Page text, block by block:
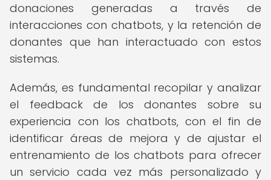
donaciones generadas a través de
interacciones con chatbots, y la retención de
donantes que han interactuado con estos
sistemas.
Además, es fundamental recopilar y analizar
el feedback de los donantes sobre su
experiencia con los chatbots, con el fin de
identificar áreas de mejora y de ajustar el
entrenamiento de los chatbots para ofrecer
un servicio cada vez más personalizado y